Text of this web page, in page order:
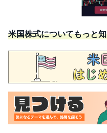
米国株式についてもっと